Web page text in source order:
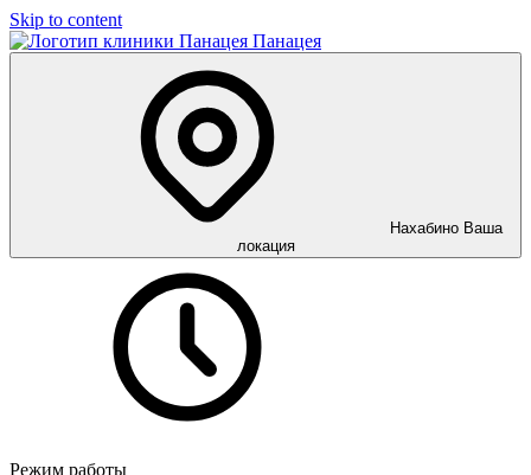
Skip to content
Панацея
Нахабино Ваша
локация
Режим работы